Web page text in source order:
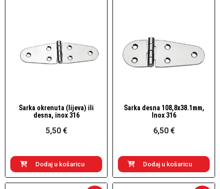
Brzi pogled
Šarka okrenuta (lijeva) ili
desna, inox 316
5,50 €
Dodaj u košaricu
Brzi pogled
Šarka desna 108,8x38.1mm,
Inox 316
6,50 €
Dodaj u košaricu